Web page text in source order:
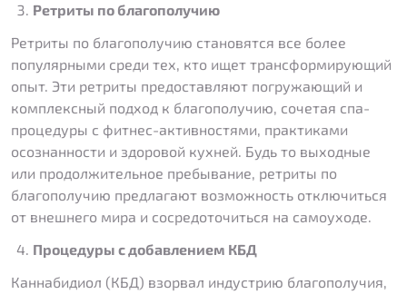
Ретриты по благополучию
Ретриты по благополучию становятся все более
популярными среди тех, кто ищет трансформирующий
опыт. Эти ретриты предоставляют погружающий и
комплексный подход к благополучию, сочетая спа-
процедуры с фитнес-активностями, практиками
осознанности и здоровой кухней. Будь то выходные
или продолжительное пребывание, ретриты по
благополучию предлагают возможность отключиться
от внешнего мира и сосредоточиться на самоуходе.
Процедуры с добавлением КБД
Каннабидиол (КБД) взорвал индустрию благополучия,